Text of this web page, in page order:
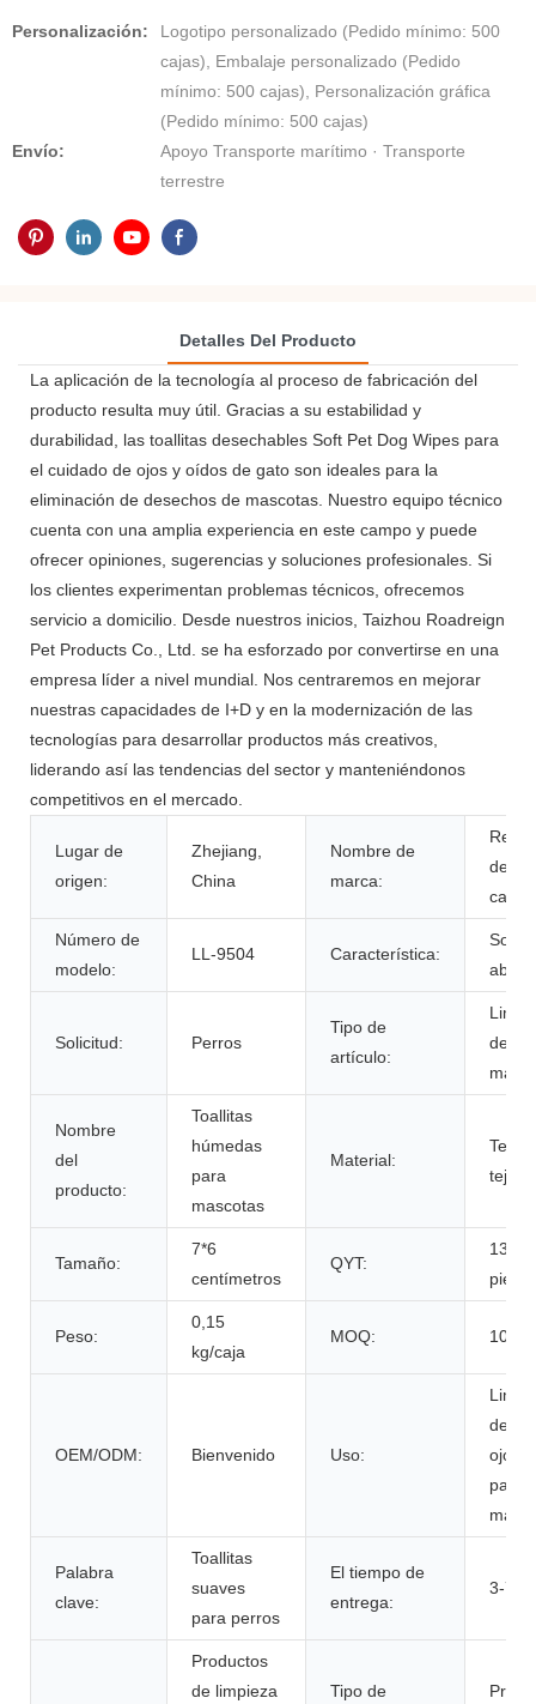
Personalización:
Logotipo personalizado (Pedido mínimo: 500
cajas), Embalaje personalizado (Pedido
mínimo: 500 cajas), Personalización gráfica
(Pedido mínimo: 500 cajas)
Envío:
Apoyo Transporte marítimo · Transporte
terrestre
Detalles Del Producto
La aplicación de la tecnología al proceso de fabricación del
producto resulta muy útil. Gracias a su estabilidad y
durabilidad, las toallitas desechables Soft Pet Dog Wipes para
el cuidado de ojos y oídos de gato son ideales para la
eliminación de desechos de mascotas. Nuestro equipo técnico
cuenta con una amplia experiencia en este campo y puede
ofrecer opiniones, sugerencias y soluciones profesionales. Si
los clientes experimentan problemas técnicos, ofrecemos
servicio a domicilio. Desde nuestros inicios, Taizhou Roadreign
Pet Products Co., Ltd. se ha esforzado por convertirse en una
empresa líder a nivel mundial. Nos centraremos en mejorar
nuestras capacidades de I+D y en la modernización de las
tecnologías para desarrollar productos más creativos,
liderando así las tendencias del sector y manteniéndonos
competitivos en el mercado.
Lugar de
origen:
Zhejiang,
China
Nombre de
marca:
de la
Número de
modelo:
LL-9504 Característica:
Solicitud: Perros
Tipo de
artículo:
de
Nombre
del
producto:
Toallitas
húmedas
para
mascotas
Material:
Telas
Tamaño:
7*6
centímetros
QYT:
130
Peso:
0,15
kg/caja
MOQ: 100
OEM/ODM: Bienvenido Uso:
de
ojos y
patas
Palabra
clave:
Toallitas
suaves
para perros
El tiempo de
entrega:
3-7
Productos
de limpieza
Tipo de